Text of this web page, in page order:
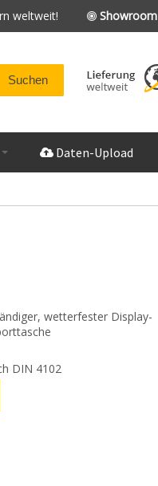
weltweit! Showroom
Daten-Upload
wetterfester Display-
DIN 4102